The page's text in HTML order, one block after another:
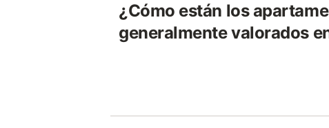
¿Cómo están los
generalmente valorados